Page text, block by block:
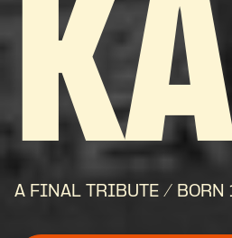
A FINAL TRIBUTE /